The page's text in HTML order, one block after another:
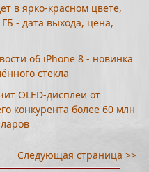
в ярко-красном цвете,
- дата выхода, цена,
об iPhone 8 - новинка
стекла
OLED-дисплеи от
конкурента более 60 млн
Следующая страница >>